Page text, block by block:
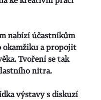
nabízí účastníkům
okamžiku a propojit
Tvoření se tak
nitra.
výstavy s diskuzí